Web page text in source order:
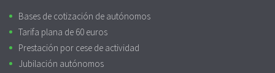
Bases de cotización de autónomos
Tarifa plana de 60 euros
Prestación por cese de actividad
Jubilación autónomos